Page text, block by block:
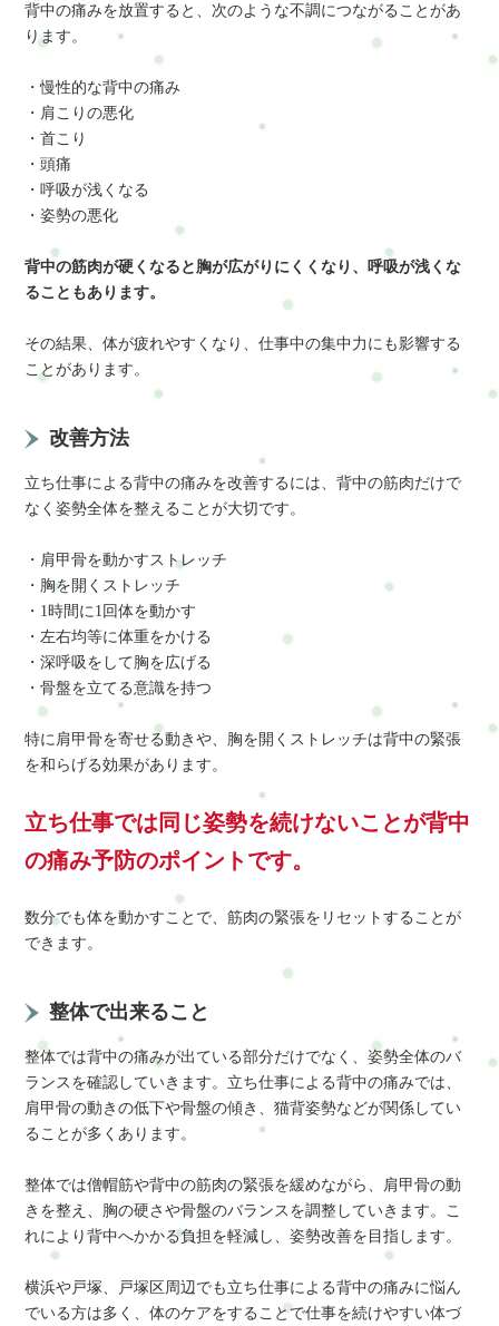
背中の痛みを放置すると、次のような不調につながることがあ
ります。
・慢性的な背中の痛み
・肩こりの悪化
・首こり
・頭痛
・呼吸が浅くなる
・姿勢の悪化
背中の筋肉が硬くなると胸が広がりにくくなり、呼吸が浅くな
ることもあります。
その結果、体が疲れやすくなり、仕事中の集中力にも影響する
ことがあります。
改善方法
立ち仕事による背中の痛みを改善するには、背中の筋肉だけで
なく姿勢全体を整えることが大切です。
・肩甲骨を動かすストレッチ
・胸を開くストレッチ
・1時間に1回体を動かす
・左右均等に体重をかける
・深呼吸をして胸を広げる
・骨盤を立てる意識を持つ
特に肩甲骨を寄せる動きや、胸を開くストレッチは背中の緊張
を和らげる効果があります。
立ち仕事では同じ姿勢を続けないことが背中
の痛み予防のポイントです。
数分でも体を動かすことで、筋肉の緊張をリセットすることが
できます。
整体で出来ること
整体では背中の痛みが出ている部分だけでなく、姿勢全体のバ
ランスを確認していきます。立ち仕事による背中の痛みでは、
肩甲骨の動きの低下や骨盤の傾き、猫背姿勢などが関係してい
ることが多くあります。
整体では僧帽筋や背中の筋肉の緊張を緩めながら、肩甲骨の動
きを整え、胸の硬さや骨盤のバランスを調整していきます。こ
れにより背中へかかる負担を軽減し、姿勢改善を目指します。
横浜や戸塚、戸塚区周辺でも立ち仕事による背中の痛みに悩ん
でいる方は多く、体のケアをすることで仕事を続けやすい体づ